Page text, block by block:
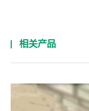
相关产品